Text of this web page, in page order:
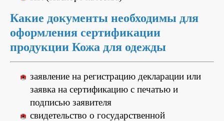
Какие документы необходимы для
оформления сертификации
продукции Кожа для одежды
заявление на регистрацию декларации или
заявка на сертификацию с печатью и
подписью заявителя
свидетельство о государственной